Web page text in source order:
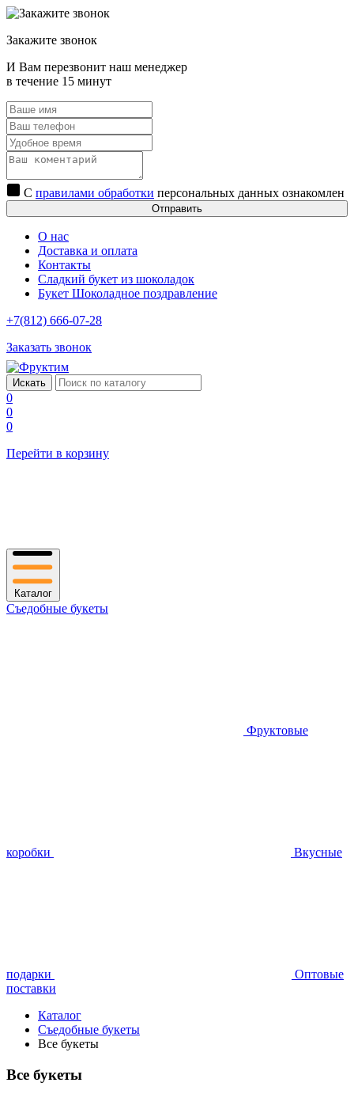
Закажите звонок
И Вам перезвонит наш менеджер
в течение 15 минут
С правилами обработки персональных данных ознакомлен
Отправить
О нас
Доставка и оплата
Контакты
Сладкий букет из шоколадок
Букет Шоколадное поздравление
+7(812) 666-07-28
Заказать звонок
0
0
0
Перейти в корзину
Каталог
Съедобные букеты
Фруктовые
коробки Вкусные
подарки
Оптовые
поставки
Каталог
Съедобные букеты
Все букеты
Все букеты